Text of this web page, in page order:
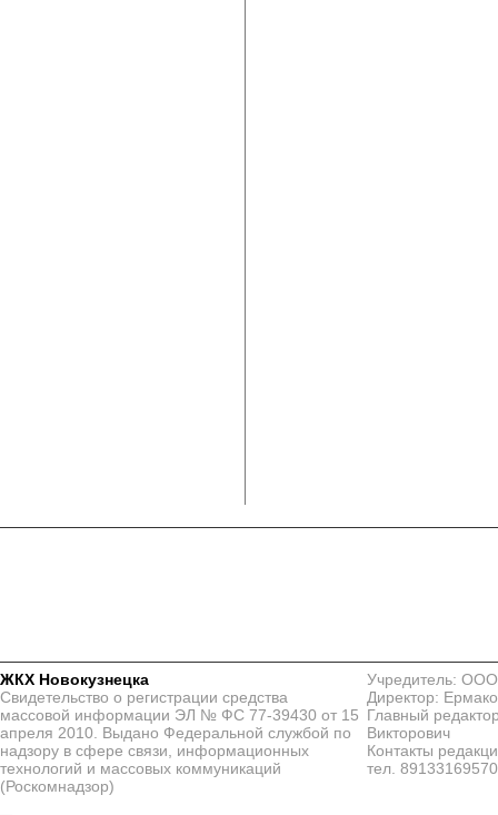
ЖКХ Новокузнецка
Свидетельство о регистрации средства
массовой информации ЭЛ № ФС 77-39430 от 15
апреля 2010. Выдано Федеральной службой по
надзору в сфере связи, информационных
технологий и массовых коммуникаций
(Роскомнадзор)
Учредитель:
Директор:
Главный
Викторович
Контакты
тел. 89133169570